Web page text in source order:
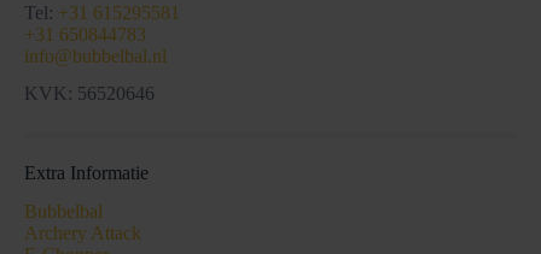
Tel: +31 615295581
+31 650844783
info@bubbelbal.nl
KVK: 56520646
Extra Informatie
Bubbelbal
Archery Attack